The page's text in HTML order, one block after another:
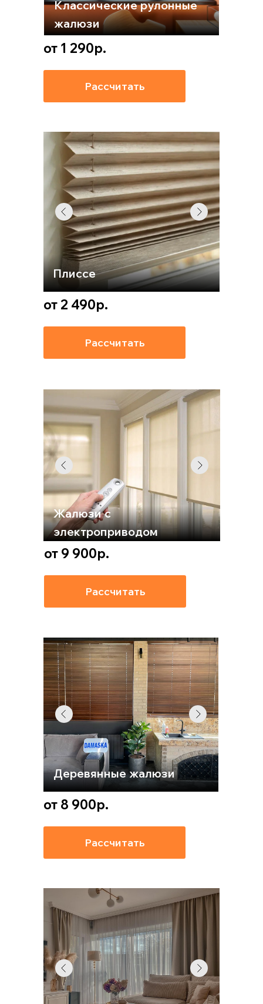
Рассчитать
от 8 900р.
Деревянные жалюзи
Рассчитать
от 9 900р.
Жалюзи с
электроприводом
Рассчитать
от 2 490р.
Плиссе
Рассчитать
от 1 290р.
Классические рулонные
жалюзи